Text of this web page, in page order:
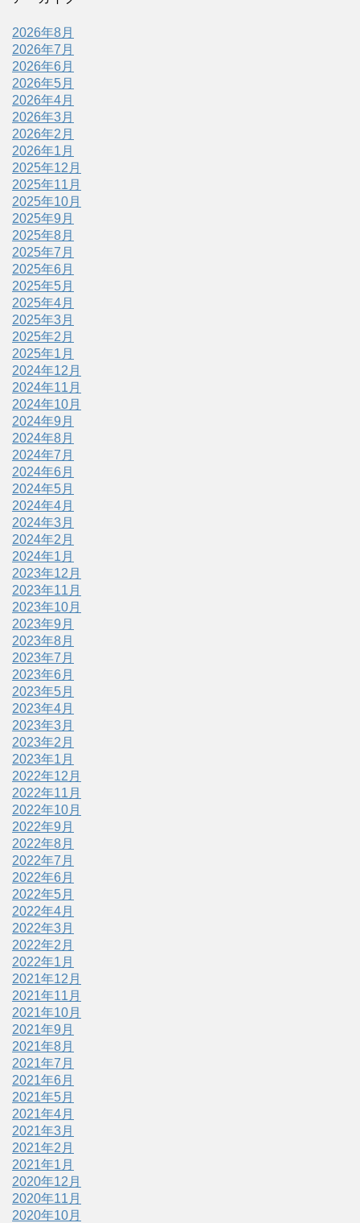
2026年8月
2026年7月
2026年6月
2026年5月
2026年4月
2026年3月
2026年2月
2026年1月
2025年12月
2025年11月
2025年10月
2025年9月
2025年8月
2025年7月
2025年6月
2025年5月
2025年4月
2025年3月
2025年2月
2025年1月
2024年12月
2024年11月
2024年10月
2024年9月
2024年8月
2024年7月
2024年6月
2024年5月
2024年4月
2024年3月
2024年2月
2024年1月
2023年12月
2023年11月
2023年10月
2023年9月
2023年8月
2023年7月
2023年6月
2023年5月
2023年4月
2023年3月
2023年2月
2023年1月
2022年12月
2022年11月
2022年10月
2022年9月
2022年8月
2022年7月
2022年6月
2022年5月
2022年4月
2022年3月
2022年2月
2022年1月
2021年12月
2021年11月
2021年10月
2021年9月
2021年8月
2021年7月
2021年6月
2021年5月
2021年4月
2021年3月
2021年2月
2021年1月
2020年12月
2020年11月
2020年10月